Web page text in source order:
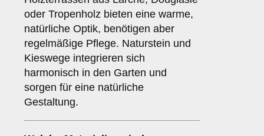
oder Tropenholz bieten eine warme,
natürliche Optik, benötigen aber
regelmäßige Pflege. Naturstein und
Kieswege integrieren sich
harmonisch in den Garten und
sorgen für eine natürliche
Gestaltung.